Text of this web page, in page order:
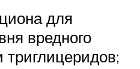
для
вредного
триглицеридов;